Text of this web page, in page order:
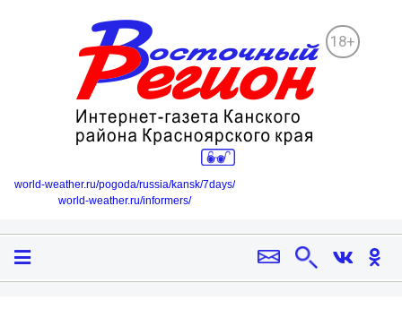
18+
world-weather.ru/pogoda/russia/kansk/7days/
world-weather.ru/informers/